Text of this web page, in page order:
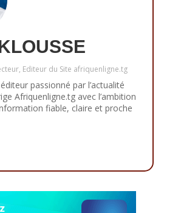
Editeur du Site afriquenligne.tg
passionné par l’actualité
Afriquenligne.tg avec l’ambition
fiable, claire et proche